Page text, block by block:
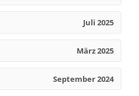
Juli 2025
März 2025
September 2024